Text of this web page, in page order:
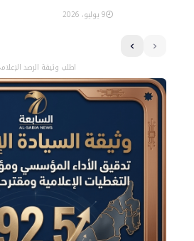
9 يوليو، 2026
اطلب وثيقة الرصد